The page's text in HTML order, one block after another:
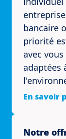
bancaire
priorité
avec
adaptées
En savoir
Notre